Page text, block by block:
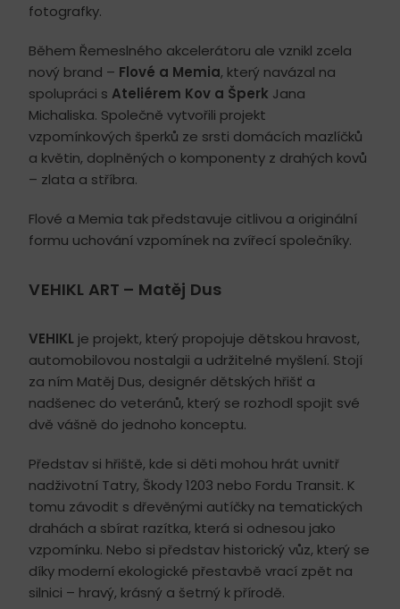
fotografky.
Během Řemeslného akcelerátoru ale vznikl zcela
nový brand – Flové a Memia, který navázal na
spolupráci sAteliérem Kov a Šperk Jana
Michaliska. Společně vytvořili projekt
vzpomínkových šperků ze srsti domácích mazlíčků
a květin, doplněných o komponenty z drahých kovů
– zlata a stříbra.
Flové a Memia tak představuje citlivou a originální
formu uchování vzpomínek na zvířecí společníky.
VEHIKL ART – Matěj Dus
VEHIKL je projekt, který propojuje dětskou hravost,
automobilovou nostalgii a udržitelné myšlení. Stojí
za ním Matěj Dus, designér dětských hřišť a
nadšenec do veteránů, který se rozhodl spojit své
dvě vášně do jednoho konceptu.
Představ si hřiště, kde si děti mohou hrát uvnitř
nadživotní Tatry, Škody 1203 nebo Fordu Transit. K
tomu závodit s dřevěnými autíčky na tematických
drahách a sbírat razítka, která si odnesou jako
vzpomínku. Nebo si představ historický vůz, který se
díky moderní ekologické přestavbě vrací zpět na
silnici – hravý, krásný a šetrný k přírodě.